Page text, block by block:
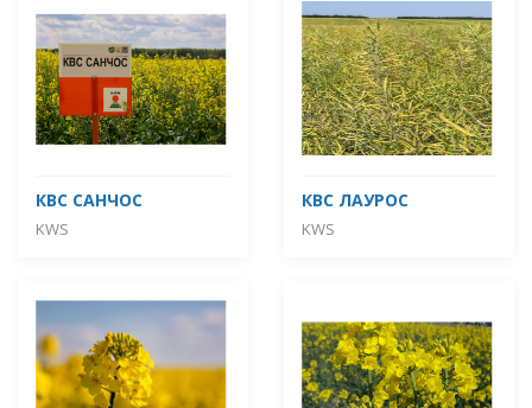
КВС САНЧОС
KWS
КВС ЛАУРОС
KWS